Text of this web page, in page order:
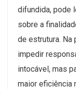
difundida, pode
sobre a
de estrutura. Na
impedir
intocável, mas
maior eficiência